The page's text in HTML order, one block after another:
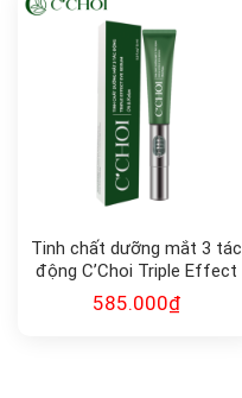
Tinh chất dưỡng mắt 3 tác
động C’Choi Triple Effect
Eye Serum
585.000₫